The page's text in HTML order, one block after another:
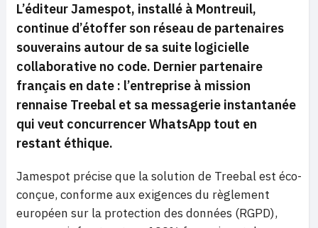
L’éditeur Jamespot, installé à Montreuil,
continue d’étoffer son réseau de partenaires
souverains autour de sa suite logicielle
collaborative no code. Dernier partenaire
français en date : l’entreprise à mission
rennaise Treebal et sa messagerie instantanée
qui veut concurrencer WhatsApp tout en
restant éthique.
Jamespot précise que la solution de Treebal est éco-
conçue, conforme aux exigences du règlement
européen sur la protection des données (RGPD),